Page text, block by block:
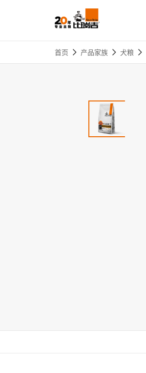
首页 产品家族 犬粮